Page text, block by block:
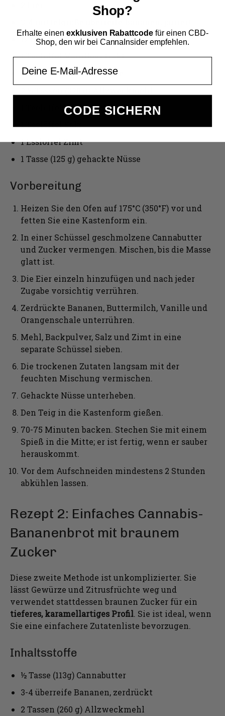
½ Tasse (120 g) Buttermilch
1 Teelöffel Vanilleextrakt
1 Esslöffel Orangenschale
1 Teelöffel Backpulver
1 Teelöffel Salz
1 Esslöffel Zimt
1 Tasse (125 g) gehackte Nüsse
Vorbereitung
Heizen Sie den Ofen auf 175°C (350°F) vor und
fetten Sie eine Kastenform ein.
In einer Schüssel geschmolzene Cannabutter
und Zucker vermengen. Mischen, bis die Masse
glatt ist.
Die Eier einzeln hinzufügen und nach jeder
Zugabe vorsichtig verrühren.
Zerdrückte Bananen, Buttermilch, Vanille und
Orangenschale unterrühren.
Mehl, Backpulver, Salz und Zimt in eine
separate Schüssel sieben.
Die trockenen Zutaten langsam mit der
feuchten Mischung vermischen.
Gehackte Nüsse unterheben.
Den Teig in die Kastenform gießen.
70-75 Minuten backen. Stechen Sie mit einem
Spieß in die Mitte; er ist fertig, wenn er sauber
herauskommt.
Vor dem Aufschneiden mindestens 2 Stunden
abkühlen lassen.
Rezept 2: Einfaches Cannabis-
Bananenbrot mit braunem
Zucker
Diese zweite Methode ist unkomplizierter. Sie
lässt Gewürze und Zitrusfrüchte weg und
verwendet stattdessen braunen Zucker für ein
tieferes, karamellartiges Profil. Sie ist ideal, wenn
Sie eine einfachere Zutatenliste bevorzugen.
Inhaltsstoffe
½ Tasse (113g) Cannabutter
3-4 überreife Bananen, zerdrückt
2 Tassen (260 g) Allzweckmehl
Shop?
Erhalte einen exklusiven Rabattcode für einen CBD-
Shop, den wir bei CannaInsider empfehlen.
CODE SICHERN